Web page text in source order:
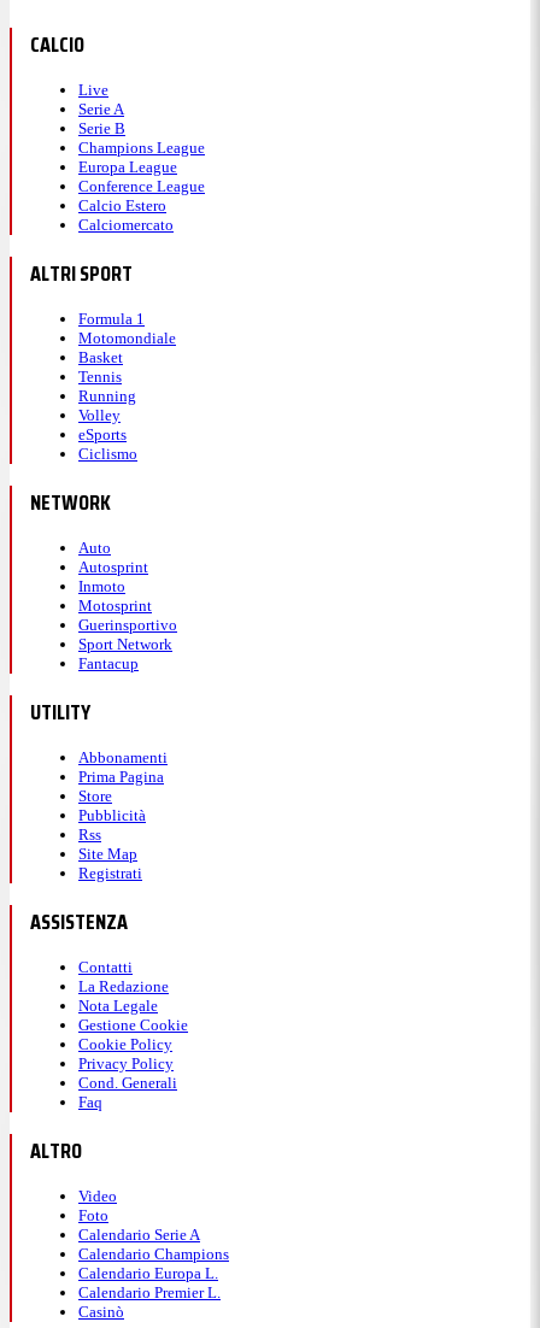
CALCIO
Live
Serie A
Serie B
Champions League
Europa League
Conference League
Calcio Estero
Calciomercato
ALTRI SPORT
Formula 1
Motomondiale
Basket
Tennis
Running
Volley
eSports
Ciclismo
NETWORK
Auto
Autosprint
Inmoto
Motosprint
Guerinsportivo
Sport Network
Fantacup
UTILITY
Abbonamenti
Prima Pagina
Store
Pubblicità
Rss
Site Map
Registrati
ASSISTENZA
Contatti
La Redazione
Nota Legale
Gestione Cookie
Cookie Policy
Privacy Policy
Cond. Generali
Faq
ALTRO
Video
Foto
Calendario Serie A
Calendario Champions
Calendario Europa L.
Calendario Premier L.
Casinò